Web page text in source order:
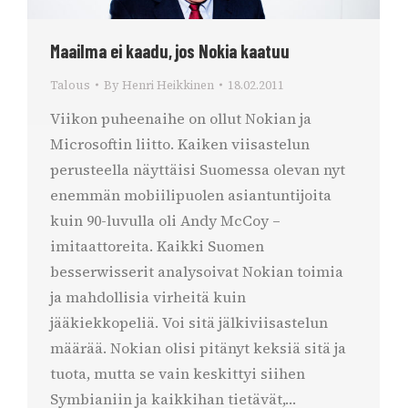
Maailma ei kaadu, jos Nokia kaatuu
Talous By Henri Heikkinen 18.02.2011
Viikon puheenaihe on ollut Nokian ja
Microsoftin liitto. Kaiken viisastelun
perusteella näyttäisi Suomessa olevan nyt
enemmän mobiilipuolen asiantuntijoita
kuin 90-luvulla oli Andy McCoy –
imitaattoreita. Kaikki Suomen
besserwisserit analysoivat Nokian toimia
ja mahdollisia virheitä kuin
jääkiekkopeliä. Voi sitä jälkiviisastelun
määrää. Nokian olisi pitänyt keksiä sitä ja
tuota, mutta se vain keskittyi siihen
Symbianiin ja kaikkihan tietävät,…